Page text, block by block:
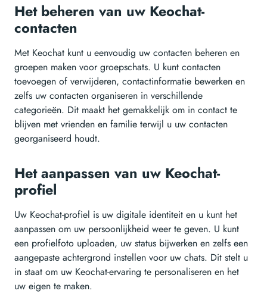
Het beheren van uw Keochat-
contacten
Met Keochat kunt u eenvoudig uw contacten beheren en
groepen maken voor groepschats. U kunt contacten
toevoegen of verwijderen, contactinformatie bewerken en
zelfs uw contacten organiseren in verschillende
categorieën. Dit maakt het gemakkelijk om in contact te
blijven met vrienden en familie terwijl u uw contacten
georganiseerd houdt.
Het aanpassen van uw Keochat-
profiel
Uw Keochat-profiel is uw digitale identiteit en u kunt het
aanpassen om uw persoonlijkheid weer te geven. U kunt
een profielfoto uploaden, uw status bijwerken en zelfs een
aangepaste achtergrond instellen voor uw chats. Dit stelt u
in staat om uw Keochat-ervaring te personaliseren en het
uw eigen te maken.